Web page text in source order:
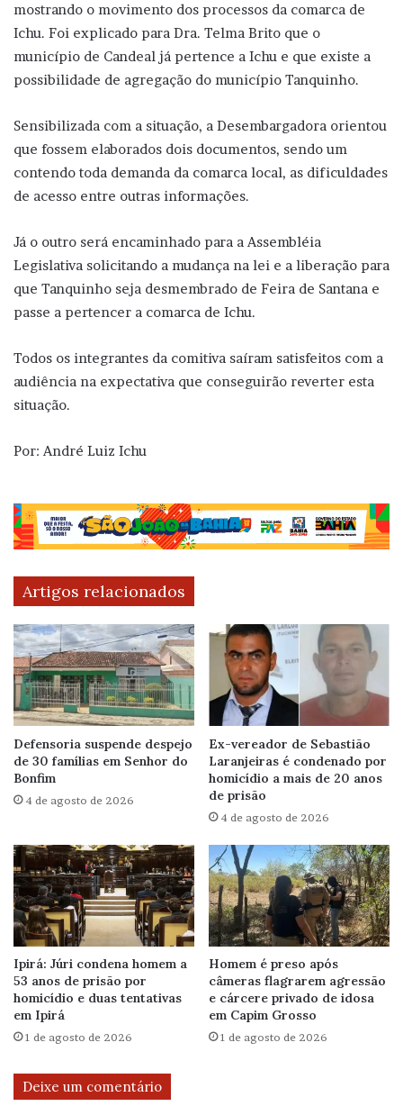
mostrando o movimento dos processos da comarca de
Ichu. Foi explicado para Dra. Telma Brito que o
município de Candeal já pertence a Ichu e que existe a
possibilidade de agregação do município Tanquinho.
Sensibilizada com a situação, a Desembargadora orientou
que fossem elaborados dois documentos, sendo um
contendo toda demanda da comarca local, as dificuldades
de acesso entre outras informações.
Já o outro será encaminhado para a Assembléia
Legislativa solicitando a mudança na lei e a liberação para
que Tanquinho seja desmembrado de Feira de Santana e
passe a pertencer a comarca de Ichu.
Todos os integrantes da comitiva saíram satisfeitos com a
audiência na expectativa que conseguirão reverter esta
situação.
Por: André Luiz Ichu
Artigos relacionados
Defensoria suspende despejo
de 30 famílias em Senhor do
Bonfim
4 de agosto de 2026
Ex-vereador de Sebastião
Laranjeiras é condenado por
homicídio a mais de 20 anos
de prisão
4 de agosto de 2026
Ipirá: Júri condena homem a
53 anos de prisão por
homicídio e duas tentativas
em Ipirá
1 de agosto de 2026
Homem é preso após
câmeras flagrarem agressão
e cárcere privado de idosa
em Capim Grosso
1 de agosto de 2026
Deixe um comentário